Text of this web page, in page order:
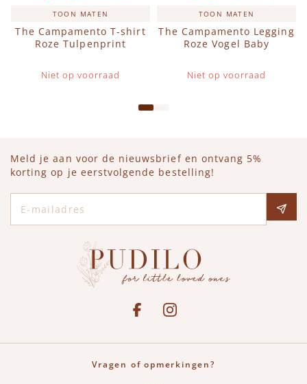
TOON MATEN
The Campamento T-shirt
Roze Tulpenprint
Niet op voorraad
TOON MATEN
The Campamento Legging
Roze Vogel Baby
Niet op voorraad
Meld je aan voor de nieuwsbrief en ontvang 5%
korting op je eerstvolgende bestelling!
See our FacebookBekijk onze Instagram pagina
Vragen of opmerkingen?